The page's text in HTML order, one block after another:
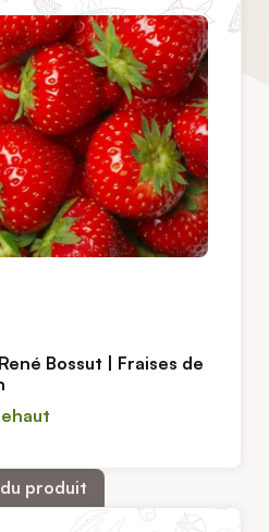
Bossut | Fraises de
produit